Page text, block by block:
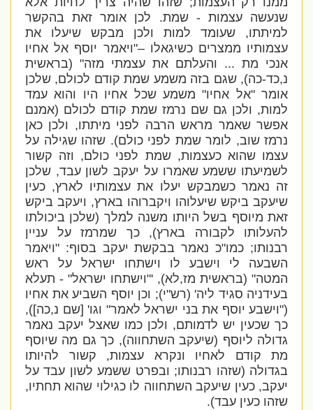
שנעשה עצמות - שמת. לכן אומר זאת בהקשר
למיתתו, שעומד למות ולכן מבקש שיעלו את
עצמותיו ממצרים כשיגאלו –"ויאמר יוסף אל אחיו
אנכי מת ... והעלתם את עצמתי מזה" (בראשית
נ,כד-כה), שגם בזה משמע שמת קודם לכולם, שלכן
אומר "אל אחיו" משמע שכל אחיו היו והוא עמד
למות, ולכן גם שם נרמז שמת קודם לכולם (אמנם
אפשר שאמר מראש הרבה לפני מיתתו, ולכן כאן
נרמז שוב, לומר שמת לפני כולם). שזהו שגילה על
עצמו שהוא כעצמות, שמת לפני כולם, וזה קשור
לשמיעתו ששמע שאמרו על יעקב לשון עבד, שלכן
זה נאמר כשמבקש יעלו את עצמותיו לארץ, כעין
שיעקב ביקש שיעלוהו ויקברוהו בארץ, ויעקב ביקש
זאת מיוסף בשל היותו משנה למלך (שלכן ביכולתו
להעלותו לקבורה בארץ), כך שמרמז על עניין
רבנותו; כמו"כ נאמר בבקשת יעקב בסוף: "ויאמר
השבעה לי וישבע לו וישתחו ישראל על ראש
המטה" (בראשית מז,לא), '"וישתחו ישראל" - תעלא
בעידניה סגיד ליה' (רש"י); וכן יוסף השביע את אחיו
("וישבע יוסף את בני ישראל לאמר" וגו' [שם נ,כה]),
כך שכעין יש לדמותם, ולכן כמו שאצל יעקב נאמר
גדולה ליוסף (שיעקב השתחווה), כך גם מה שיוסף
מת קודם לאחיו ונקרא עצמות, קשור להיותו
בגדולה (שזהו רבנותו; ובפרט ששמע לשון עבד על
יעקב, כעין שיעקב השתחווה לו כגילוי שהוא תחתיו,
שזהו כעין עבד).